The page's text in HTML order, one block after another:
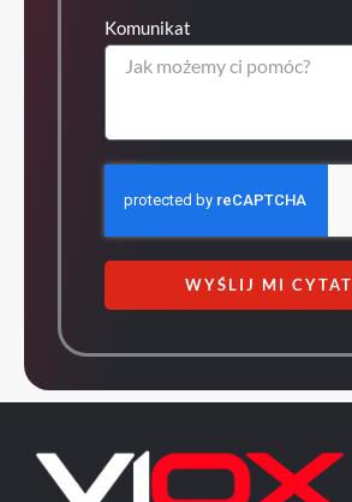
Komunikat
WYŚLIJ MI CYTAT